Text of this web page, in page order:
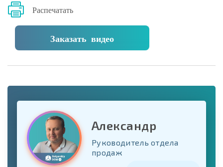
Распечатать
Заказать видео
Александр
Руководитель отдела
продаж